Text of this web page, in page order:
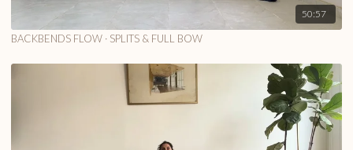
50:57
BACKBENDS FLOW · SPLITS & FULL BOW